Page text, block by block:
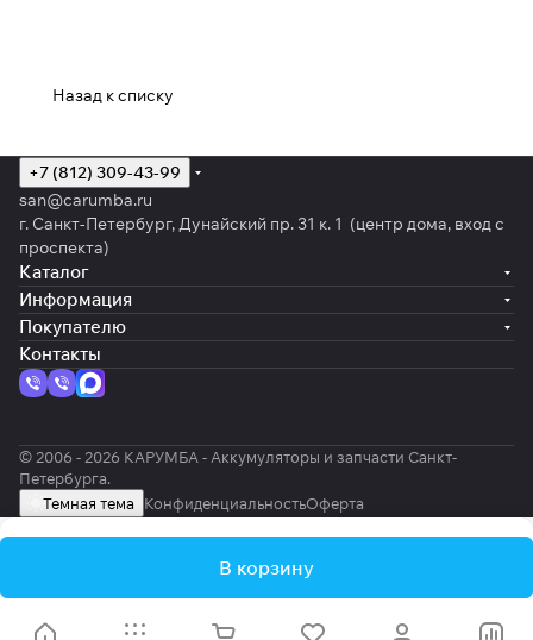
Назад к списку
В корзину
+7 (812) 309-43-99
san@carumba.ru
г. Санкт-Петербург, Дунайский пр. 31 к. 1 (центр дома, вход с
проспекта)
Каталог
Информация
Покупателю
Контакты
© 2006 - 2026 КАРУМБА - Аккумуляторы и запчасти Санкт-
Петербурга.
Темная тема
КонфиденциальностьОферта